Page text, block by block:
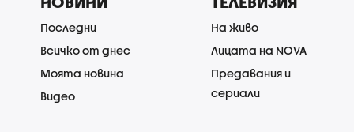
Последни
Всичко от днес
Моята новина
Видео
На живо
Лицата на NOVA
Предавания и
сериали